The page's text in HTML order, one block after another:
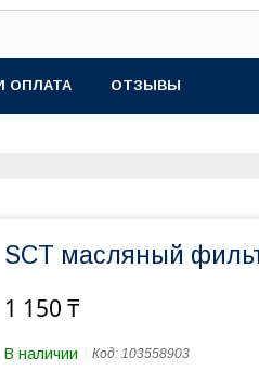
ОПЛАТА ОТЗЫВЫ
SCT масляный
1 150 ₸
В наличии Код: 103558903